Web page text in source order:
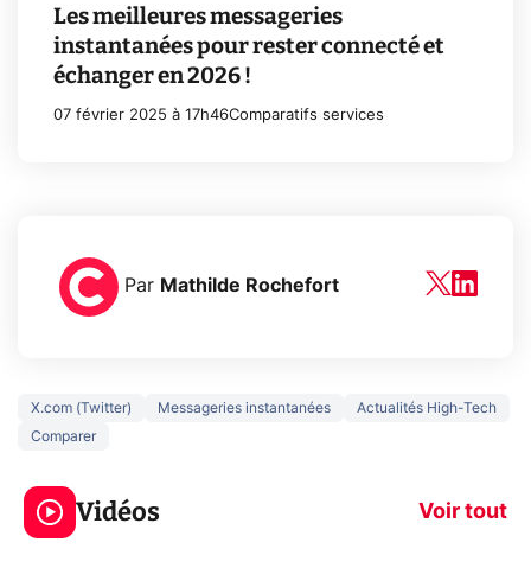
Les meilleures messageries
instantanées pour rester connecté et
échanger en 2026 !
07 février 2025 à 17h46Comparatifs services
Par Mathilde Rochefort
X.com (Twitter) Messageries instantanées
Actualités High-Tech
Comparer
Vidéos Voir tout
3 écrans en 1 pour
319€ ? Voici L'AOC
CQ32G4ZA !
prochaine